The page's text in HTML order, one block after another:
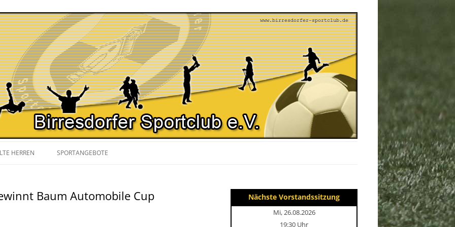
HERREN SPORTANGEBOTE
YOGA
Baum Automobile Cup Nächste Vorstandssitzung
Mi, 26.08.2026
19:30 Uhr